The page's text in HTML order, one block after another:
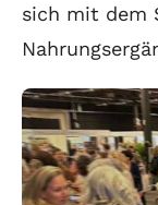
sich mit dem